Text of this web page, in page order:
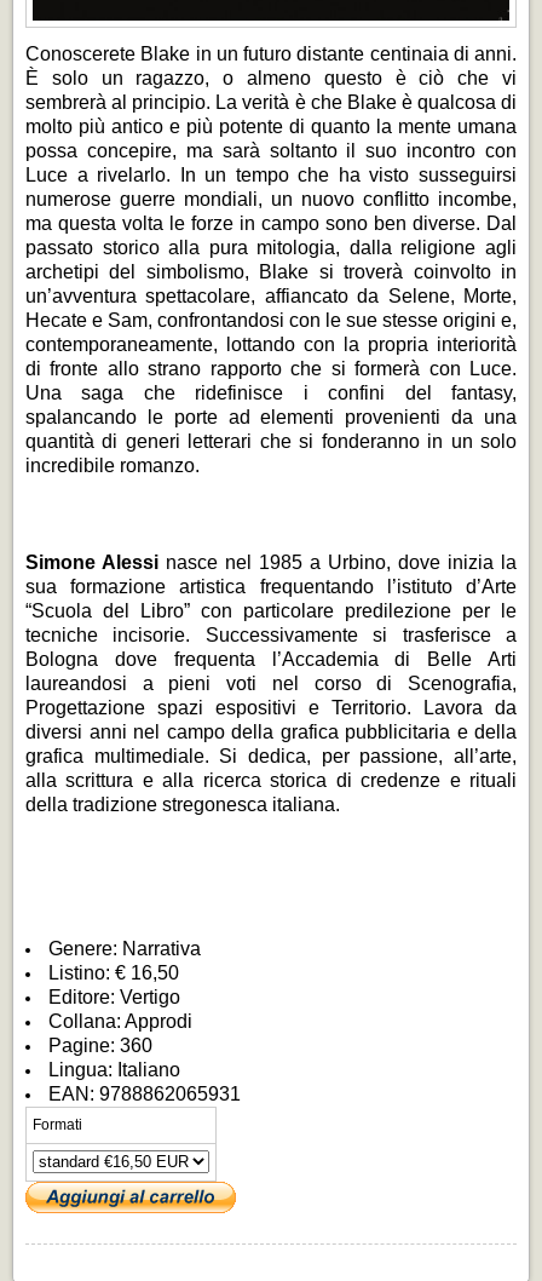
Conoscerete Blake in un futuro distante centinaia di anni.
È solo un ragazzo, o almeno questo è ciò che vi
sembrerà al principio. La verità è che Blake è qualcosa di
molto più antico e più potente di quanto la mente umana
possa concepire, ma sarà soltanto il suo incontro con
Luce a rivelarlo. In un tempo che ha visto susseguirsi
numerose guerre mondiali, un nuovo conflitto incombe,
ma questa volta le forze in campo sono ben diverse. Dal
passato storico alla pura mitologia, dalla religione agli
archetipi del simbolismo, Blake si troverà coinvolto in
un’avventura spettacolare, affiancato da Selene, Morte,
Hecate e Sam, confrontandosi con le sue stesse origini e,
contemporaneamente, lottando con la propria interiorità
di fronte allo strano rapporto che si formerà con Luce.
Una saga che ridefinisce i confini del fantasy,
spalancando le porte ad elementi provenienti da una
quantità di generi letterari che si fonderanno in un solo
incredibile romanzo.
Simone Alessi nasce nel 1985 a Urbino, dove inizia la
sua formazione artistica frequentando l’istituto d’Arte
“Scuola del Libro” con particolare predilezione per le
tecniche incisorie. Successivamente si trasferisce a
Bologna dove frequenta l’Accademia di Belle Arti
laureandosi a pieni voti nel corso di Scenografia,
Progettazione spazi espositivi e Territorio. Lavora da
diversi anni nel campo della grafica pubblicitaria e della
grafica multimediale. Si dedica, per passione, all’arte,
alla scrittura e alla ricerca storica di credenze e rituali
della tradizione stregonesca italiana.
Genere: Narrativa
Listino: € 16,50
Editore: Vertigo
Collana: Approdi
Pagine: 360
Lingua: Italiano
EAN: 9788862065931
Formati